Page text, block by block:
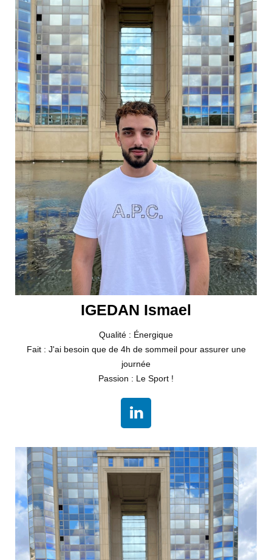
IGEDAN Ismael
Qualité : Énergique
Fait : J'ai besoin que de 4h de sommeil pour assurer une
journée
Passion : Le Sport !